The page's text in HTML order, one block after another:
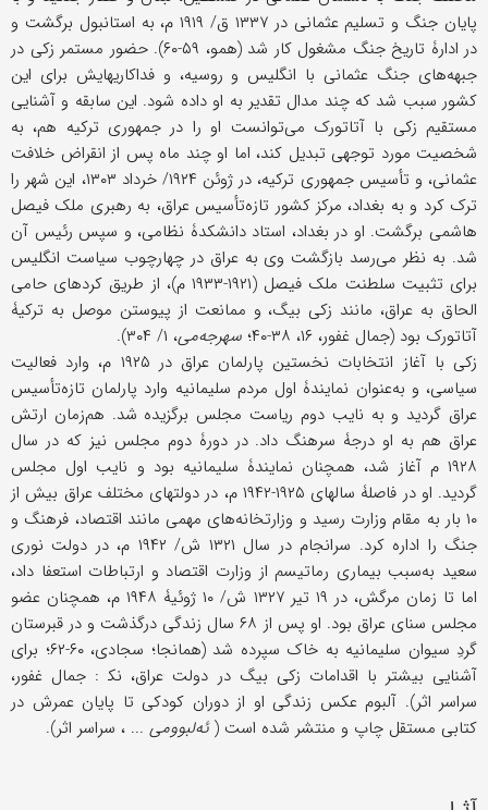
پایان جنگ و تسلیم عثمانی در ۱۳۳۷ ق/ ۱۹۱۹ م، به استانبول برگشت و
در ادارۀ تاریخ جنگ مشغول کار شد (همو، ۵۹-۶۰). حضور مستمر زکی در
جبهه‌های جنگ عثمانی با انگلیس و روسیه، و فداکاریهایش برای این
کشور سبب شد که چند مدال تقدیر به او داده شود. این سابقه و آشنایی
مستقیم زکی با آتاتورک می‌توانست او را در جمهوری ترکیه هم، به
شخصیت مورد توجهی تبدیل کند، اما او چند ماه پس از انقراض خلافت
عثمانی، و تأسیس جمهوری ترکیه، در ژوئن ۱۹۲۴/ خرداد ۱۳۰۳، این شهر را
ترک کرد و به بغداد، مرکز کشور تازه‌تأسیس عراق، به رهبری ملک فیصل
هاشمی برگشت. او در بغداد، استاد دانشکدۀ نظامی، و سپس رئیس آن
شد. به نظر می‌رسد بازگشت وی به عراق در چهارچوب سیاست انگلیس
برای تثبیت سلطنت ملک فیصل (۱۹۲۱-۱۹۳۳ م)، از طریق کردهای حامی
الحاق به عراق، مانند زکی بیگ، و ممانعت از پیوستن موصل به ترکیۀ
آتاتورک بود (جمال غفور، ۱۶، ۳۸-۴۰؛
سه‎رجه‌می
، ۱/ ۳۰۴).
زکی با آغاز انتخابات نخستین پارلمان عراق در ۱۹۲۵ م، وارد فعالیت
سیاسی، و به‌عنوان نمایندۀ اول مردم سلیمانیه وارد پارلمان تازه‌تأسیس
عراق گردید و به نایب دوم ریاست مجلس برگزیده شد. هم‌زمان ارتش
عراق هم به او درجۀ سرهنگ داد. در دورۀ دوم مجلس نیز که در سال
۱۹۲۸ م آغاز شد، همچنان نمایندۀ سلیمانیه بود و نایب اول مجلس
گردید. او در فاصلۀ سالهای ۱۹۲۵-۱۹۴۲ م، در دولتهای مختلف عراق بیش از
۱۰ بار به مقام وزارت رسید و وزارتخانه‌های مهمی مانند اقتصاد، فرهنگ و
جنگ را اداره کرد. سرانجام در سال ۱۳۲۱ ش/ ۱۹۴۲ م، در دولت نوری
سعید به‌سبب بیماری رماتیسم از وزارت اقتصاد و ارتباطات استعفا داد،
اما تا زمان مرگش، در ۱۹ تیر ۱۳۲۷ ش/ ۱۰ ژوئیۀ ۱۹۴۸ م، همچنان عضو
مجلس سنای عراق بود. او پس از ۶۸ سال زندگی درگذشت و در قبرستان
گردِ سیوان سلیمانیه به خاک سپرده شد (همانجا؛ سجادی، ۶۰-۶۲؛ برای
آشنایی بیشتر با اقدامات زکی بیگ در دولت عراق، نک‍ : جمال غفور،
سراسر اثر). آلبوم عکس زندگی او از دوران کودکی تا پایان عمرش در
کتابی مستقل چاپ و منتشر شده است (ئه‌لبوومی ... ، سراسر اثر).